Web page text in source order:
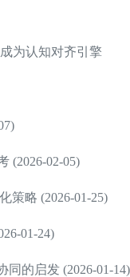
为认知对齐引擎
(2026-02-05)
策略 (2026-01-25)
01-24)
的启发 (2026-01-14)